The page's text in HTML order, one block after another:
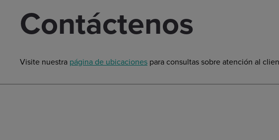
Contáctenos
Visite nuestra página de ubicaciones para consultas sobre atención al